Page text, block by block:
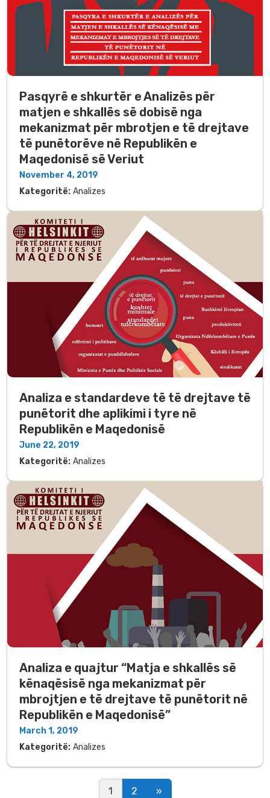
Pasqyrë e shkurtër e Analizës për
matjen e shkallës së dobisë nga
mekanizmat për mbrotjen e të drejtave
të punëtorëve në Republikën e
Maqedonisë së Veriut
November 4, 2019
Kategoritë: Analizes
Analiza e standardeve të të drejtave të
punëtorit dhe aplikimi i tyre në
Republikën e Maqedonisë
June 22, 2019
Kategoritë: Analizes
Analiza e quajtur “Matja e shkallës së
kënaqësisë nga mekanizmat për
mbrojtjen e të drejtave të punëtorit në
Republikën e Maqedonisë”
March 1, 2019
Kategoritë: Analizes
Posts navigation
1 2 »